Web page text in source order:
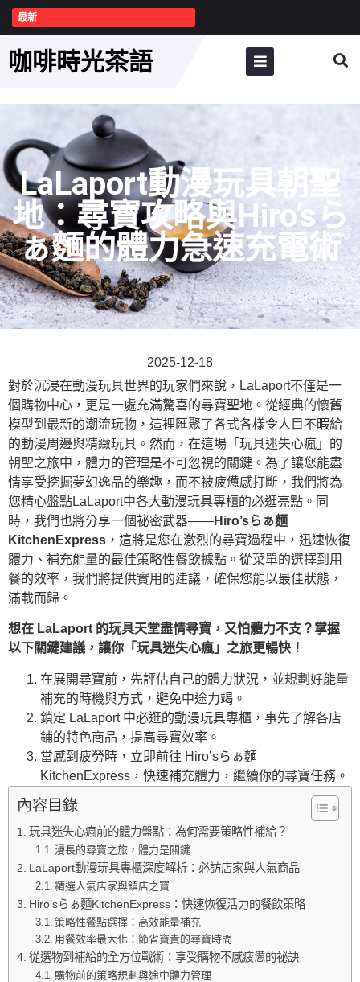
最新
咖啡時光茶語
LaLaport動漫玩具朝聖
地：尋寶攻略與Hiro’sら
ぁ麵的體力急速充電術
2025-12-18
對於沉浸在動漫玩具世界的玩家們來說，LaLaport不僅是一
個購物中心，更是一處充滿驚喜的尋寶聖地。從經典的懷舊
模型到最新的潮流玩物，這裡匯聚了各式各樣令人目不暇給
的動漫周邊與精緻玩具。然而，在這場「玩具迷失心瘋」的
朝聖之旅中，體力的管理是不可忽視的關鍵。為了讓您能盡
情享受挖掘夢幻逸品的樂趣，而不被疲憊感打斷，我們將為
您精心盤點LaLaport中各大動漫玩具專櫃的必逛亮點。同
時，我們也將分享一個祕密武器——Hiro’sらぁ麵
KitchenExpress ，這將是您在激烈的尋寶過程中，迅速恢復
體力、補充能量的最佳策略性餐飲據點。從菜單的選擇到用
餐的效率，我們將提供實用的建議，確保您能以最佳狀態，
滿載而歸。
想在 LaLaport 的玩具天堂盡情尋寶，又怕體力不支？掌握
以下關鍵建議，讓你「玩具迷失心瘋」之旅更暢快！
在展開尋寶前，先評估自己的體力狀況，並規劃好能量
補充的時機與方式，避免中途力竭。
鎖定 LaLaport 中必逛的動漫玩具專櫃，事先了解各店
鋪的特色商品，提高尋寶效率。
當感到疲勞時，立即前往 Hiro’sらぁ麵
KitchenExpress，快速補充體力，繼續你的尋寶任務。
內容目錄
玩具迷失心瘋前的體力盤點：為何需要策略性補給？
漫長的尋寶之旅，體力是關鍵
LaLaport動漫玩具專櫃深度解析：必訪店家與人氣商品
精選人氣店家與鎮店之寶
Hiro’sらぁ麵KitchenExpress：快速恢復活力的餐飲策略
策略性餐點選擇：高效能量補充
用餐效率最大化：節省寶貴的尋寶時間
從選物到補給的全方位戰術：享受購物不感疲憊的祕訣
購物前的策略規劃與途中體力管理